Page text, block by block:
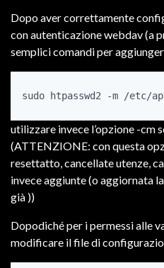
Dopo aver correttamente
con autenticazione webdav (a
semplici comandi per
sudo htpasswd2 -m /etc/
utilizzare invece l’opzione -cm
(ATTENZIONE: con questa
resettatto, cancellate utenze,
invece aggiunte (o aggiornata
già ))
Dopodiché per i permessi alle
modificare il file di